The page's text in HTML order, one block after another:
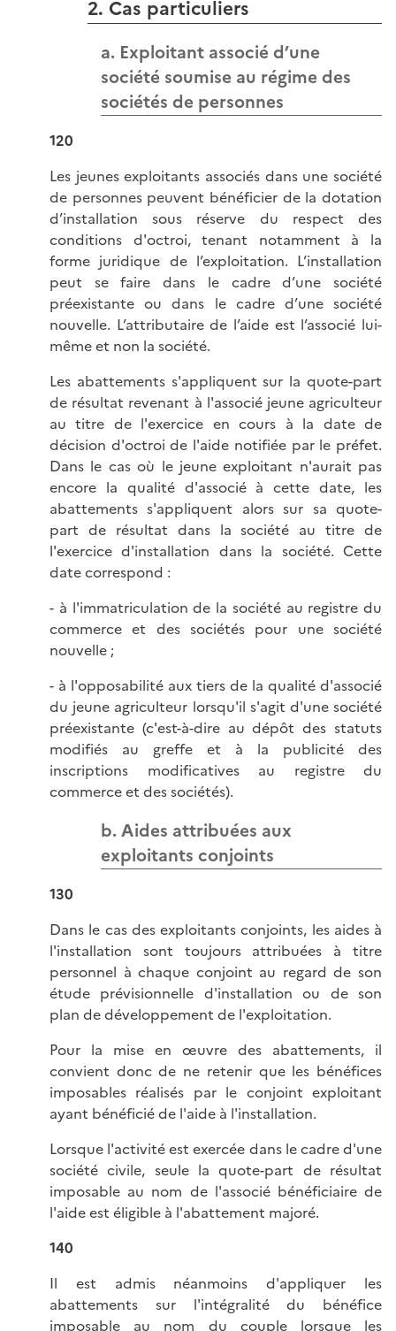
2. Cas particuliers
a. Exploitant associé d’une
société soumise au régime des
sociétés de personnes
120
Les jeunes exploitants associés dans une société
de personnes peuvent bénéficier de la dotation
d’installation sous réserve du respect des
conditions d'octroi, tenant notamment à la
forme juridique de l’exploitation. L’installation
peut se faire dans le cadre d’une société
préexistante ou dans le cadre d’une société
nouvelle. L’attributaire de l’aide est l’associé lui-
même et non la société.
Les abattements s'appliquent sur la quote-part
de résultat revenant à l'associé jeune agriculteur
au titre de l'exercice en cours à la date de
décision d'octroi de l'aide notifiée par le préfet.
Dans le cas où le jeune exploitant n'aurait pas
encore la qualité d'associé à cette date, les
abattements s'appliquent alors sur sa quote-
part de résultat dans la société au titre de
l'exercice d'installation dans la société. Cette
date correspond :
- à l'immatriculation de la société au registre du
commerce et des sociétés pour une société
nouvelle ;
- à l'opposabilité aux tiers de la qualité d'associé
du jeune agriculteur lorsqu'il s'agit d'une société
préexistante (c'est-à-dire au dépôt des statuts
modifiés au greffe et à la publicité des
inscriptions modificatives au registre du
commerce et des sociétés).
b. Aides attribuées aux
exploitants conjoints
130
Dans le cas des exploitants conjoints, les aides à
l'installation sont toujours attribuées à titre
personnel à chaque conjoint au regard de son
étude prévisionnelle d'installation ou de son
plan de développement de l'exploitation.
Pour la mise en œuvre des abattements, il
convient donc de ne retenir que les bénéfices
imposables réalisés par le conjoint exploitant
ayant bénéficié de l'aide à l'installation.
Lorsque l'activité est exercée dans le cadre d'une
société civile, seule la quote-part de résultat
imposable au nom de l'associé bénéficiaire de
l'aide est éligible à l'abattement majoré.
140
Il est admis néanmoins d'appliquer les
abattements sur l'intégralité du bénéfice
imposable au nom du couple lorsque les